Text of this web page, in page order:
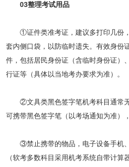
03整理考试用品
①证件类准考证，建议多打印几份，
套内侧口袋，以防临时遗失。有效身份
件，包括居民身份证（含临时身份证）
行证等（具体以当地考办要求为准）。
②文具类黑色签字笔机考科目通常无
可携带黑色签字笔（以考场通知为准）
③禁止携带的物品，电子设备手机、
（软考多数科目采用机考系统自带计算